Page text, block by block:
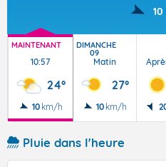
10
MAINTENANT
10:57
24°
10 km/h
DIMANCHE
09
Matin
27°
10 km/h
Pluie dans l'heure